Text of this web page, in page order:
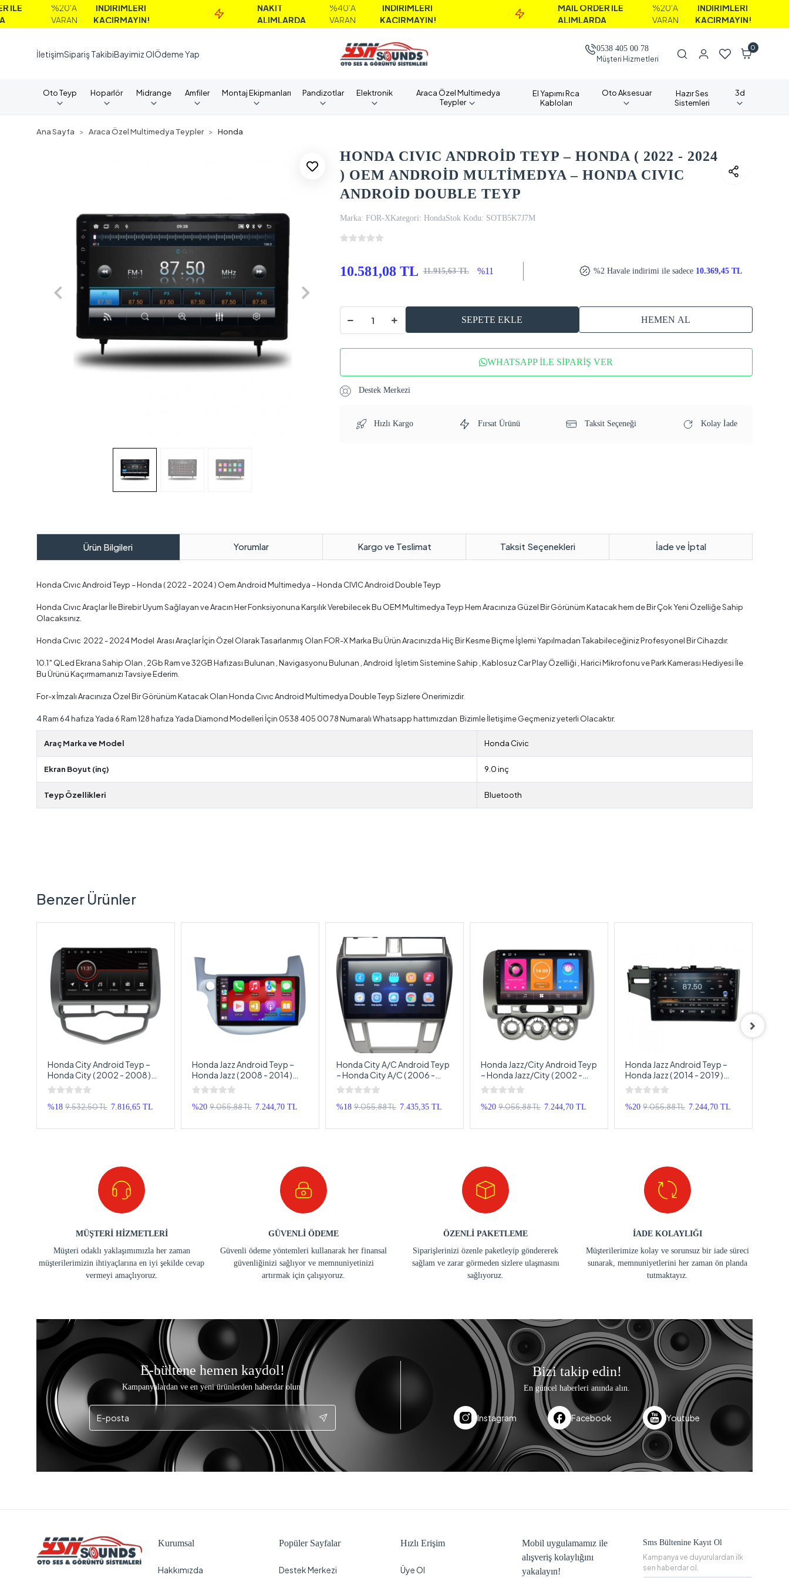
%20'A
İNDİRİMLERİ
KAÇIRMAYIN!
NAKİT
ALIMLARDA
VARAN
İNDİRİMLERİ
KAÇIRMAYIN!
MAİL ORDER İLE
ALIMLARDA
%20'A
İNDİRİMLERİ
KAÇIRMAYIN!
İletişimSipariş TakibiBayimiz OlÖdeme Yap
0538 405 00 78
Müşteri Hizmetleri
0
Oto Teyp Hoparlör Midrange Amfiler Montaj Ekipmanları Pandizotlar Elektronik
Araca Özel Multimedya
Teypler
El Yapımı Rca
Kabloları
Oto Aksesuar
Hazır Ses
Sistemleri
3d
Ana Sayfa Araca Özel Multimedya Teypler Honda
HONDA CIVIC ANDROİD TEYP – HONDA ( 2022 - 2024
) OEM ANDROİD MULTİMEDYA – HONDA CIVIC
ANDROİD DOUBLE TEYP
Marka: FOR-XKategori: HondaStok Kodu: SOTB5K7J7M
10.581,08 TL 11.915,63 TL %11 %2 Havale indirimi ile sadece 10.369,45 TL
SEPETE EKLE HEMEN AL
WHATSAPP İLE SİPARİŞ VER
Destek Merkezi
Hızlı Kargo Fırsat Ürünü Taksit Seçeneği Kolay İade
Ürün Bilgileri Yorumlar Kargo ve Teslimat Taksit Seçenekleri İade ve İptal
Honda Cıvıc Android Teyp – Honda ( 2022 - 2024 ) Oem Android Multimedya – Honda CIVIC Android Double Teyp
Honda Cıvıc Araçlar İle Birebir Uyum Sağlayan ve Aracın Her Fonksiyonuna Karşılık Verebilecek Bu OEM Multimedya Teyp Hem Aracınıza Güzel Bir Görünüm Katacak hem de Bir Çok Yeni Özelliğe Sahip
Olacaksınız.
Honda Cıvıc 2022 - 2024 Model Arası Araçlar İçin Özel Olarak Tasarlanmış Olan FOR-X Marka Bu Ürün Aracınızda Hiç Bir Kesme Biçme İşlemi Yapılmadan Takabileceğiniz Profesyonel Bir Cihazdır.
10.1″ QLed Ekrana Sahip Olan , 2Gb Ram ve 32GB Hafızası Bulunan , Navigasyonu Bulunan , Android İşletim Sistemine Sahip , Kablosuz Car Play Özelliği , Harici Mikrofonu ve Park Kamerası Hediyesi İle
Bu Ürünü Kaçırmamanızı Tavsiye Ederim.
For-x İmzalı Aracınıza Özel Bir Görünüm Katacak Olan Honda Cıvıc Android Multimedya Double Teyp Sizlere Önerimizdir.
4 Ram 64 hafıza Yada 6 Ram 128 hafıza Yada Diamond Modelleri İçin 0538 405 00 78 Numaralı Whatsapp hattımızdan Bizimle İletişime Geçmeniz yeterli Olacaktır.
Araç Marka ve Model Honda Civic
Ekran Boyut (inç) 9.0 inç
Teyp Özellikleri Bluetooth
Benzer Ürünler
Honda City Android Teyp –
Honda City ( 2002 - 2008 )
Oem Android Multimedya –
Honda City Android Double
Teyp
%18 9.532,50 TL 7.816,65 TL
Honda Jazz Android Teyp –
Honda Jazz ( 2008 - 2014 )
Oem Android Multimedya –
Honda Jazz Android Double
Teyp
%20 9.055,88 TL 7.244,70 TL
Honda City A/C Android Teyp
– Honda City A/C ( 2006 -
2016 ) Oem Android
Multimedya – Honda City A/C
Android Double Teyp
%18 9.055,88 TL 7.435,35 TL
Honda Jazz/City Android Teyp
– Honda Jazz/City ( 2002 -
2007 ) Oem Android
Multimedya – Honda Jazz/City
Android Double Teyp
%20 9.055,88 TL 7.244,70 TL
Honda Jazz Android Teyp –
Honda Jazz ( 2014 - 2019 )
Oem Android Multimedya –
Honda Jazz Android Double
Teyp
%20 9.055,88 TL 7.244,70 TL
MÜŞTERİ HİZMETLERİ
Müşteri odaklı yaklaşımımızla her zaman
müşterilerimizin ihtiyaçlarına en iyi şekilde cevap
vermeyi amaçlıyoruz.
GÜVENLİ ÖDEME
Güvenli ödeme yöntemleri kullanarak her finansal
güvenliğinizi sağlıyor ve memnuniyetinizi
artırmak için çalışıyoruz.
ÖZENLİ PAKETLEME
Siparişlerinizi özenle paketleyip göndererek
sağlam ve zarar görmeden sizlere ulaşmasını
sağlıyoruz.
İADE KOLAYLIĞI
Müşterilerimize kolay ve sorunsuz bir iade süreci
sunarak, memnuniyetlerini her zaman ön planda
tutmaktayız.
E-bültene hemen kaydol!
Kampanyalardan ve en yeni ürünlerden haberdar olun.
Bizi takip edin!
En güncel haberleri anında alın.
Instagram Facebook Youtube
Kurumsal
Hakkımızda
Popüler Sayfalar
Destek Merkezi
Hızlı Erişim
Üye Ol
Mobil uygulamamız ile
alışveriş kolaylığını
yakalayın!
Sms Bültenine Kayıt Ol
Kampanya ve duyurulardan ilk
sen haberdar ol.